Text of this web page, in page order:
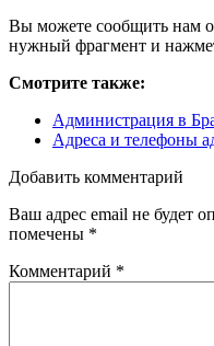
Вы можете сообщить нам
нужный фрагмент и
Смотрите также:
Администрация в
Адреса и телефоны
Добавить комментарий
Ваш адрес email не будет
помечены *
Комментарий *